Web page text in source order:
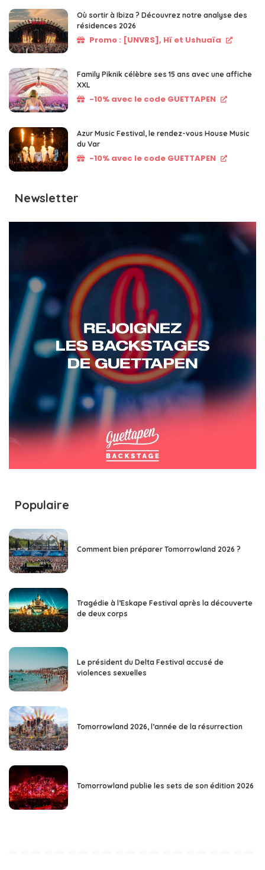
Où sortir à Ibiza ? Découvrez notre analyse des
résidences 2026
Promo : [UNVRS], Hï et Ushuaïa
Family Piknik célèbre ses 15 ans avec une affiche
XXL
-10% avec le code GUETTAPEN
Azur Music Festival, le rendez-vous House Music
du Var
-10% avec le code GUETTAPEN
Newsletter
Populaire
Comment bien préparer Tomorrowland 2026 ?
Tragédie à l’Eskape Festival après la découverte
de deux corps
Le président du Delta Festival accusé de
violences sexuelles
Tomorrowland 2026, l’année de la résurrection
Tomorrowland publie les sets de son édition 2026